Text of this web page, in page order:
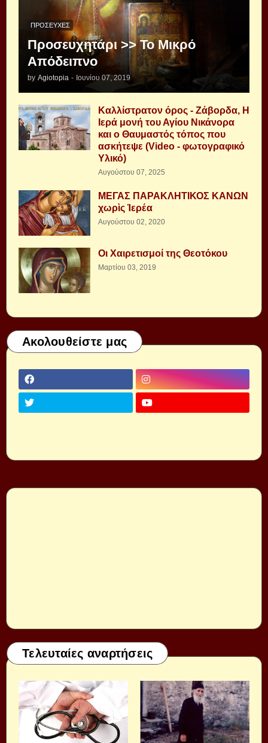
ΠΡΟΣΕΥΧΈΣ
Προσευχητάρι >> Το Μικρό
Απόδειπνο
by Agiotopia - Ιουνίου 07, 2019
Καλλίστρατον όρος - Ζάβορδα, Η
Ιερά μονή του Αγίου Νικάνορα
και ο Θαυμαστός τόπος που
ασκήτεψε (Video - φωτογραφικό
Υλικό)
Αυγούστου 07, 2025
ΜΕΓΑΣ ΠΑΡΑΚΛΗΤΙΚΟΣ ΚΑΝΩΝ
χωρὶς Ἱερέα
Αυγούστου 02, 2020
Οι Χαιρετισμοί της Θεοτόκου
Μαρτίου 03, 2019
Ακολουθείστε μας
Τελευταίες αναρτήσεις